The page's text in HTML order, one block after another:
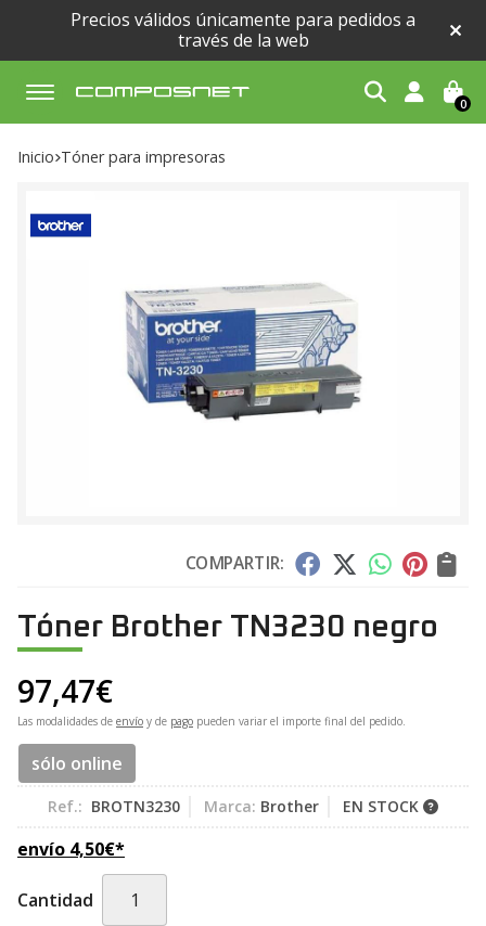
Precios válidos únicamente para pedidos a
través de la web
Buscar 0
Inicio tóner para impresoras
COMPARTIR:
Tóner Brother TN3230 negro
97,47€
Las modalidades de envío y de pago pueden variar el importe final del pedido.
sólo online
Ref.: BROTN3230 Marca: Brother EN STOCK
envío 4,50€*
Cantidad